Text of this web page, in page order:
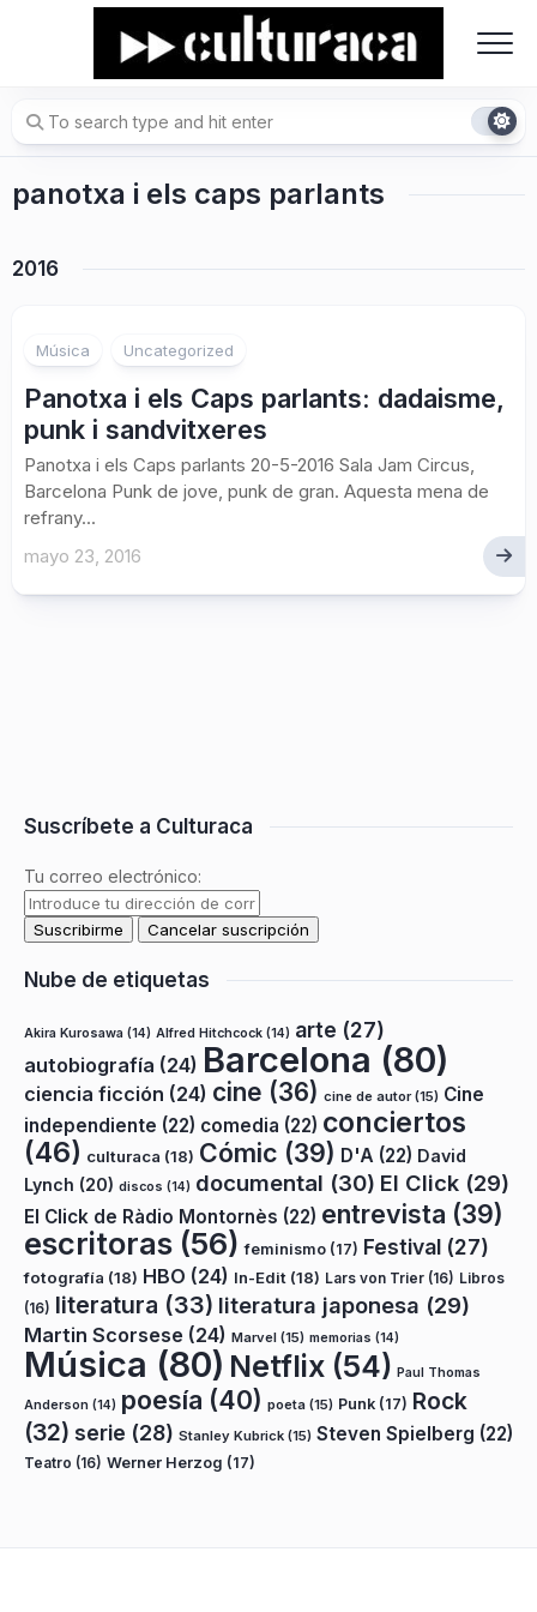
panotxa i els caps parlants
2016
Música Uncategorized
Panotxa i els Caps parlants: dadaisme,
punk i sandvitxeres
Panotxa i els Caps parlants 20-5-2016 Sala Jam Circus,
Barcelona Punk de jove, punk de gran. Aquesta mena de
refrany...
mayo 23, 2016
Suscríbete a Culturaca
Tu correo electrónico:
Nube de etiquetas
Akira Kurosawa (14) Alfred Hitchcock (14) arte (27)
autobiografía (24) Barcelona (80)
ciencia ficción (24) cine (36) cine de autor(15) Cine
independiente (22) comedia (22) conciertos
(46) culturaca (18) Cómic (39) D'A (22) David
Lynch (20) discos (14) documental (30) El Click (29)
El Click de Ràdio Montornès (22) entrevista (39)
escritoras (56) feminismo (17) Festival (27)
fotografía (18) HBO (24) In-Edit (18) Lars von Trier (16) Libros
(16) literatura (33) literatura japonesa (29)
Martin Scorsese (24) Marvel (15) memorias (14)
Música (80) Netflix (54) Paul Thomas
Anderson (14) poesía (40) poeta (15) Punk (17) Rock
(32) serie (28) Stanley Kubrick (15) Steven Spielberg (22)
Teatro (16) Werner Herzog (17)